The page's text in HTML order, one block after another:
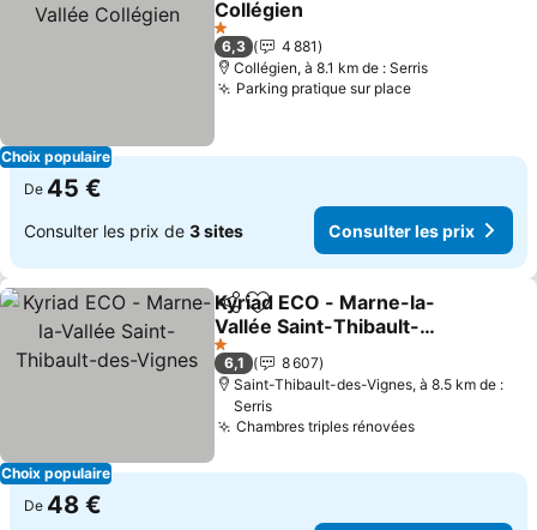
Choix populaire
Collégien
Consulter les prix
1 Étoiles
6,3
4 881
Collégien, à 8.1 km de : Serris
Parking pratique sur placeConsulter les
De 45 €
Consulter les prix de 3 sites Consulter les prix
Choix populaire
PartagerAjouter à mes favoris
Kyriad ECO - Marne-la-
Vallée Saint-Thibault-
des-Vignes
Consulter les prix
1 Étoiles
6,1
8 607
Saint-Thibault-des-Vignes, à 8.5 km de :
Serris
Chambres triples rénovéesConsulter
De 48 €